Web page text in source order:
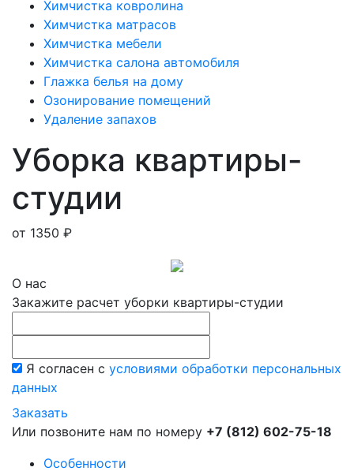
Химчистка ковролина
Химчистка матрасов
Химчистка мебели
Химчистка салона автомобиля
Глажка белья на дому
Озонирование помещений
Удаление запахов
Уборка квартиры-
студии
от 1350 ₽
О нас
Закажите расчет уборки квартиры-студии
Я согласен с условиями обработки персональных
данных
Заказать
Или позвоните нам по номеру +7 (812) 602-75-18
Особенности